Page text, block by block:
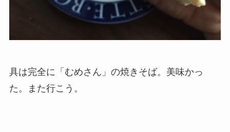
具は完全に「むめさん」の焼きそば。美味かっ
た。また行こう。